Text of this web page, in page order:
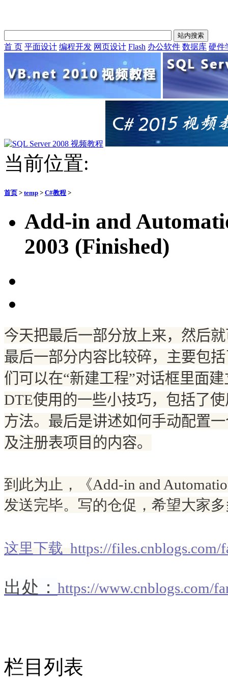
首 页 平面设计 编程开发 网页设计 Flash 办公软件 数据库 硬件
当前位置:
首页 > temp > C#教程 >
Add-in and
2003 (Finished)
今天把最后一部分放上来，然后
最后一部分内容比较碎，主要包
们 可以在“新建工程”对话框里面建
DTE使用的一些小技巧，包括了
方法。最后是讲述如何手动配置
及注册表项 目的内容。
到此为 止，《Add-in and
发送完毕。写的仓促，希望大家
这里下载 https://files.cnblogs.com/
出处： https://www.cnblogs.com/
栏目列表